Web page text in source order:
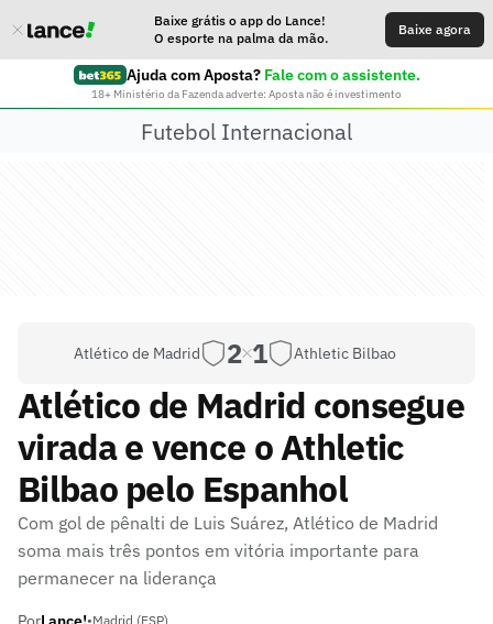
Baixe grátis o app do Lance!
O esporte na palma da mão.
Baixe agora
Ajuda com Aposta? Fale com o assistente.
18+ Ministério da Fazenda adverte: Aposta não é investimento
Futebol Internacional
Atlético de Madrid 2 1 Athletic Bilbao
Atlético de Madrid consegue
virada e vence o Athletic
Bilbao pelo Espanhol
Com gol de pênalti de Luis Suárez, Atlético de Madrid
soma mais três pontos em vitória importante para
permanecer na liderança
•Madrid (ESP)